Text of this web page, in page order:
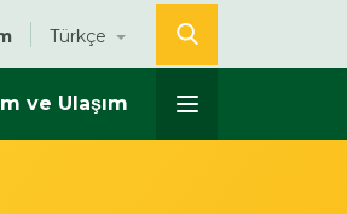
Türkçe
ve Ulaşım